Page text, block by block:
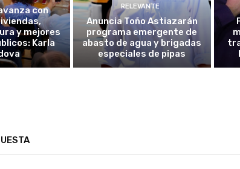
con
y mejores
Karla
RELEVANTE
Anuncia Toño Astiazarán
programa emergente de
abasto de agua y brigadas
especiales de pipas